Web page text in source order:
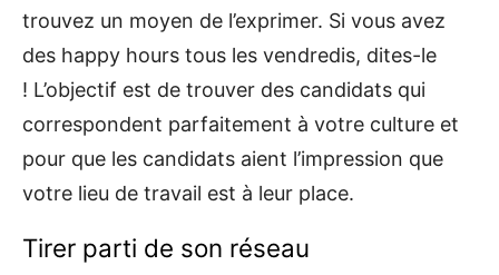
trouvez un moyen de l’exprimer. Si vous avez
des happy hours tous les vendredis, dites-le
! L’objectif est de trouver des candidats qui
correspondent parfaitement à votre culture et
pour que les candidats aient l’impression que
votre lieu de travail est à leur place.
Tirer parti de son réseau